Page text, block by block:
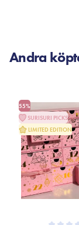
Andra
55%
SURISURI PICKS
LIMITED EDITION